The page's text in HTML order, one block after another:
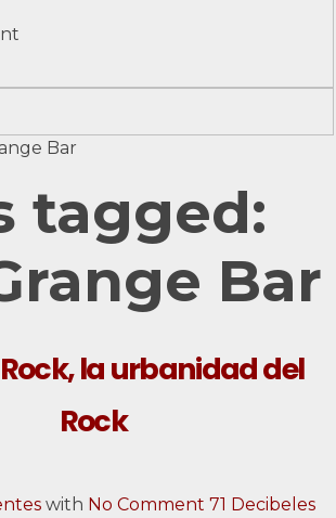
Bar
tagged:
Bar
la urbanidad del
Rock
with No Comment 71 Decibeles